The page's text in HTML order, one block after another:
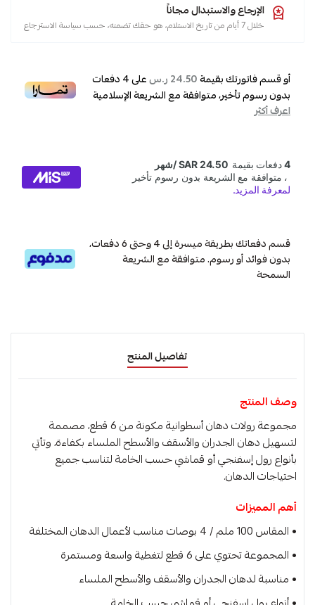
الإرجاع والاستبدال مجاناً
خلال 7 أيام من تاريخ الاستلام، هو حقك تضمنه، حسب سياسة الاسترجاع
أو قسم فاتورتك بقيمة24.50 ر.س على4دفعات
بدون رسوم تأخير، متوافقة مع الشريعة الإسلامية
اعرف أكثر
قسم دفعاتك بطريقة ميسرة إلى 4 وحتى 6 دفعات،
بدون فوائد أو رسوم. متوافقة مع الشريعة
السمحة
تفاصيل المنتج
وصف المنتج
مجموعة رولات دهان أسطوانية مكونة من 6 قطع، مصممة
لتسهيل دهان الجدران والأسقف والأسطح الملساء بكفاءة، وتأتي
بأنواع رول إسفنجي أو قماشي حسب الخامة لتناسب جميع
احتياجات الدهان.
أهم المميزات
• المقاس 100 ملم / 4 بوصات مناسب لأعمال الدهان المختلفة
• المجموعة تحتوي على 6 قطع لتغطية واسعة ومستمرة
• مناسبة لدهان الجدران والأسقف والأسطح الملساء